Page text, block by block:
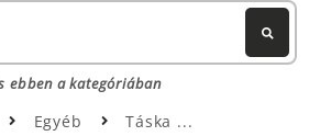
ebben a kategóriában
Egyéb
Táska